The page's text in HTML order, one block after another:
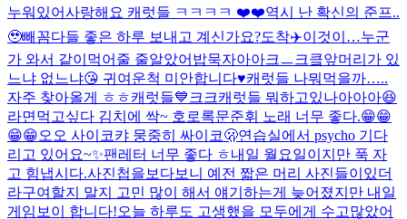
누워있어사랑해요 캐럿들 ㅋㅋㅋㅋ ❤️❤️역시 난 확신의 준프..
🥹빼꼼다들 좋은 하루 보내고 계신가요?도착✈️이것이…누군
가 와서 같이먹어줄 줄알았어 밥묵자아아크ㅡ크킄앞머리가 있
느냐 없느냐😘 귀여운척 미안합니다♥️캐럿들 나뭐먹을까…..
자주 찾아올게 ㅎㅎ캐럿들💙크크캐럿들 뭐하고있나아아아😆
라면먹고싶다 김치에 싹~ 호로록문준휘 노래 너무 좋다.😁😁
😁😁오오 사이코캬 뭉중히 싸이코🫢연습실에서 psycho 기다
리고 있어요~✨팬레터 너무 좋다 ㅎ내일 월요일이지만 푹 자
고 힘냅시다.사진첩을보다보니 예전 짧은 머리 사진들이있더
라구여 할지 말지 고민 많이 해서 얘기하는게 늦어졌지만 내일
게임보이 합니다!오늘 하루도 고생했을 모두에게 수고많았어